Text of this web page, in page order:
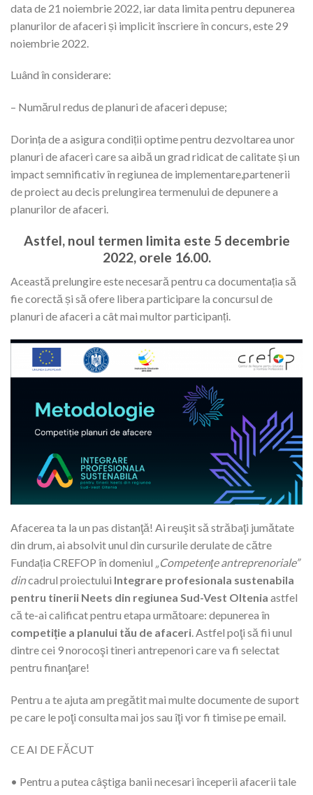
data de 21 noiembrie 2022, iar data limita pentru depunerea
planurilor de afaceri și implicit înscriere în concurs, este 29
noiembrie 2022.
Luând în considerare:
– Numărul redus de planuri de afaceri depuse;
Dorința de a asigura condiții optime pentru dezvoltarea unor
planuri de afaceri care sa aibă un grad ridicat de calitate și un
impact semnificativ în regiunea de implementare,partenerii
de proiect au decis prelungirea termenului de depunere a
planurilor de afaceri.
Astfel, noul termen limita este 5 decembrie
2022, orele 16.00.
Această prelungire este necesară pentru ca documentația să
fie corectă și să ofere libera participare la concursul de
planuri de afaceri a cât mai multor participanți.
Afacerea ta la un pas distanţă! Ai reuşit să străbaţi jumătate
din drum, ai absolvit unul din cursurile derulate de către
Fundația CREFOP în domeniul „Competenţe antreprenoriale”
dincadrul proiectului Integrare profesionala sustenabila
pentru tinerii Neets din regiunea Sud-Vest Oltenia astfel
că te-ai calificat pentru etapa următoare: depunerea în
competiție a planului tău de afaceri. Astfel poţi să fii unul
dintre cei 9 norocoşi tineri antrepenori care va fi selectat
pentru finanţare!
Pentru a te ajuta am pregătit mai multe documente de suport
pe care le poţi consulta mai jos sau îţi vor fi timise pe email.
CE AI DE FĂCUT
• Pentru a putea câştiga banii necesari începerii afacerii tale